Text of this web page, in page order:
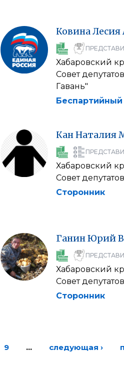
КовинаЛесия
Хабаровский
Совет
Гавань"
Беспартийный
КанНаталия
Хабаровский
Совет
Сторонник
ГанинЮрий
Хабаровский
Совет
Сторонник
9 … следующая ›